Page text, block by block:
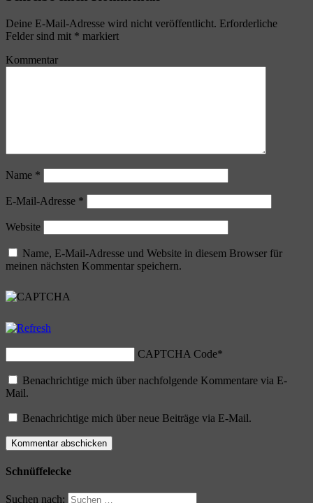
Deine E-Mail-Adresse wird nicht veröffentlicht. Erforderliche
Felder sind mit * markiert
Kommentar
Name *
E-Mail-Adresse *
Website
Name, E-Mail-Adresse und Website in diesem Browser für
meinen nächsten Kommentar speichern.
CAPTCHA Code*
Benachrichtige mich über nachfolgende Kommentare via E-
Mail.
Benachrichtige mich über neue Beiträge via E-Mail.
Schnüffelecke
Suchen nach: